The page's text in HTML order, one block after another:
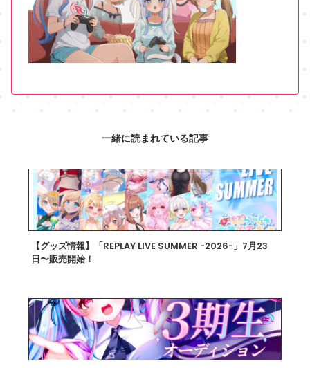
一緒に読まれている記事
【グッズ情報】「REPLAY LIVE SUMMER -2026-」7月23
日〜販売開始！